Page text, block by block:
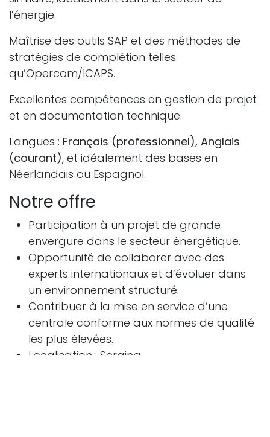
l’énergie.
Maîtrise des outils SAP et des méthodes de
stratégies de complétion telles
qu’Opercom/ICAPS.
Excellentes compétences en gestion de projet
et en documentation technique.
Langues : Français (professionnel), Anglais
(courant), et idéalement des bases en
Néerlandais ou Espagnol.
Notre offre
Participation à un projet de grande
envergure dans le secteur énergétique.
Opportunité de collaborer avec des
experts internationaux et d’évoluer dans
un environnement structuré.
Contribuer à la mise en service d’une
centrale conforme aux normes de qualité
les plus élevées.
Localisation : Seraing